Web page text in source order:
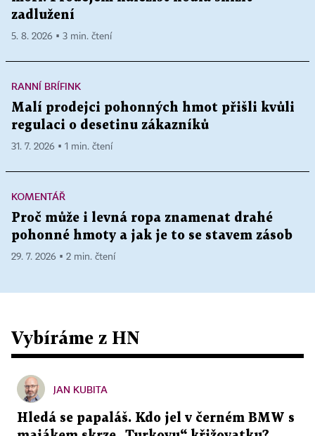
zadlužení
5. 8. 2026 ▪ 3 min. čtení
RANNÍ BRÍFINK
Malí prodejci pohonných hmot přišli kvůli
regulaci o desetinu zákazníků
31. 7. 2026 ▪ 1 min. čtení
KOMENTÁŘ
Proč může i levná ropa znamenat drahé
pohonné hmoty a jak je to se stavem zásob
29. 7. 2026 ▪ 2 min. čtení
Vybíráme z HN
JAN KUBITA
Hledá se papaláš. Kdo jel v černém BMW s